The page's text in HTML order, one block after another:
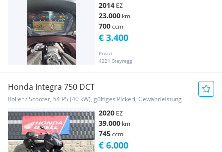
2014 EZ
23.000 km
700ccm
Privat
4221 Steyregg
€ 3.400
Honda Integra 750 DCT
Roller / Scooter, 54 PS (40 kW), gültiges Pickerl, Gewährleistung
2020 EZ
39.000 km
745ccm
€ 6.000